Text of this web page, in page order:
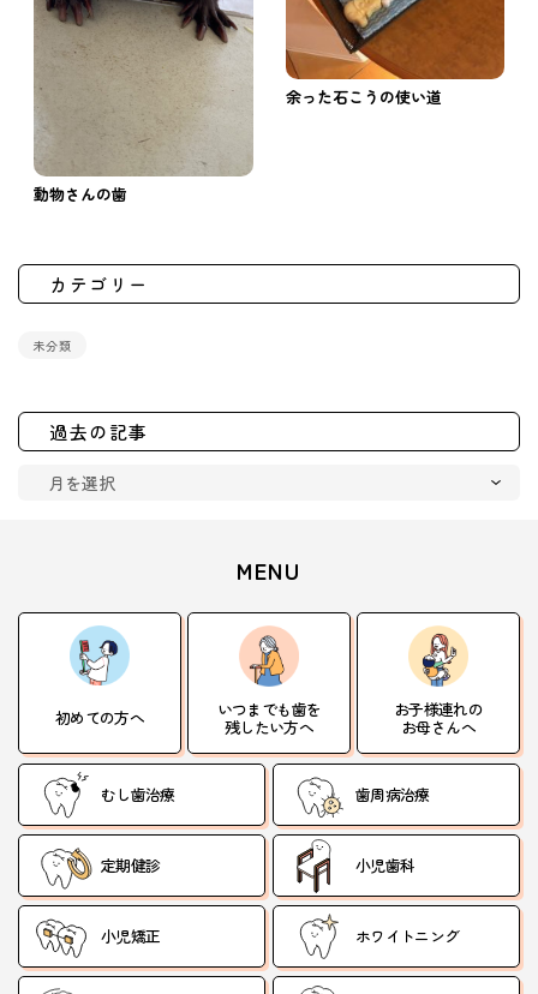
動物さんの歯
余った石こうの使い道
カテゴリー
未分類
過去の記事
MENU
初めての方へ いつまでも歯を
残したい方へ
お子様連れの
お母さんへ
むし歯治療 歯周病治療
定期健診 小児歯科
小児矯正 ホワイトニング